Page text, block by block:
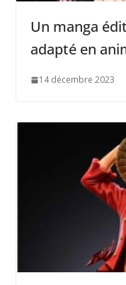
Un manga
adapté en
14 décembre 2023